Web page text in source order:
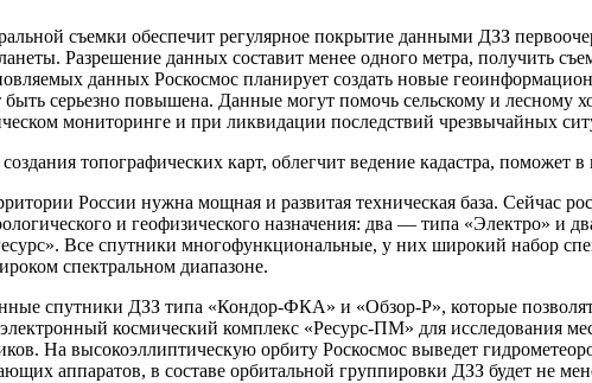
съемки обеспечит регулярное покрытие данными ДЗЗ
Разрешение данных составит менее одного метра,
данных Роскосмос планирует создать новые
серьезно повышена. Данные могут помочь сельскому и лесному
мониторинге и при ликвидации последствий чрезвычайных
топографических карт, облегчит ведение кадастра, поможет
России нужна мощная и развитая техническая база. Сейчас
и геофизического назначения: два — типа «Электро»
Все спутники многофункциональные, у них широкий набор
спектральном диапазоне.
спутники ДЗЗ типа «Кондор-ФКА» и «Обзор-Р», которые
космический комплекс «Ресурс-ПМ» для исследования
На высокоэллиптическую орбиту Роскосмос выведет
аппаратов, в составе орбитальной группировки ДЗЗ будет не